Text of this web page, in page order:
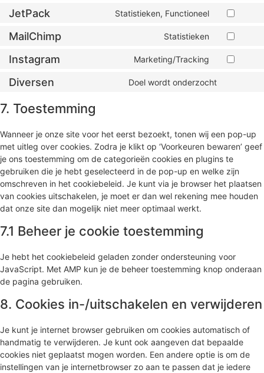
JetPack Statistieken, Functioneel
MailChimp Statistieken
Instagram Marketing/Tracking
Diversen Doel wordt onderzocht
7. Toestemming
Wanneer je onze site voor het eerst bezoekt, tonen wij een pop-up
met uitleg over cookies. Zodra je klikt op ‘Voorkeuren bewaren’ geef
je ons toestemming om de categorieën cookies en plugins te
gebruiken die je hebt geselecteerd in de pop-up en welke zijn
omschreven in het cookiebeleid. Je kunt via je browser het plaatsen
van cookies uitschakelen, je moet er dan wel rekening mee houden
dat onze site dan mogelijk niet meer optimaal werkt.
7.1 Beheer je cookie toestemming
Je hebt het cookiebeleid geladen zonder ondersteuning voor
JavaScript. Met AMP kun je de beheer toestemming knop onderaan
de pagina gebruiken.
8. Cookies in-/uitschakelen en verwijderen
Je kunt je internet browser gebruiken om cookies automatisch of
handmatig te verwijderen. Je kunt ook aangeven dat bepaalde
cookies niet geplaatst mogen worden. Een andere optie is om de
instellingen van je internetbrowser zo aan te passen dat je iedere